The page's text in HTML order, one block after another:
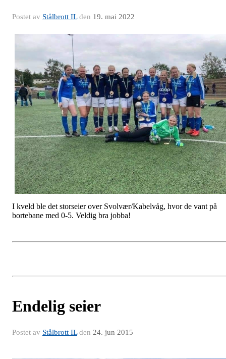
Postet av Stålbrott ILden 19. mai 2022
I kveld ble det storseier over Svolvær/Kabelvåg, hvor de vant på
bortebane med 0-5. Veldig bra jobba!
Endelig seier
Postet av Stålbrott ILden 24. jun 2015